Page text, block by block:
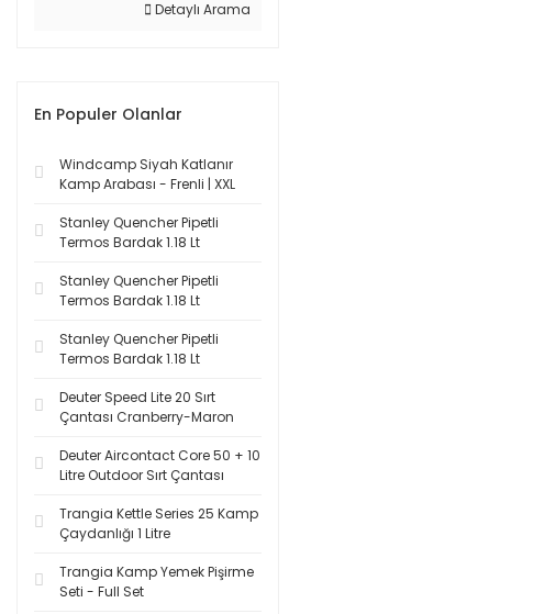
Detaylı Arama
En Populer Olanlar
Windcamp Siyah Katlanır
Kamp Arabası - Frenli | XXL
Stanley Quencher Pipetli
Termos Bardak 1.18 Lt
Stanley Quencher Pipetli
Termos Bardak 1.18 Lt
Stanley Quencher Pipetli
Termos Bardak 1.18 Lt
Deuter Speed Lite 20 Sırt
Çantası Cranberry-Maron
Deuter Aircontact Core 50 + 10
Litre Outdoor Sırt Çantası
Trangia Kettle Series 25 Kamp
Çaydanlığı 1 Litre
Trangia Kamp Yemek Pişirme
Seti - Full Set